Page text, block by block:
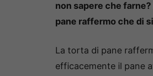
non sapere che
pane raffermo che di
La torta di pane
efficacemente il pane